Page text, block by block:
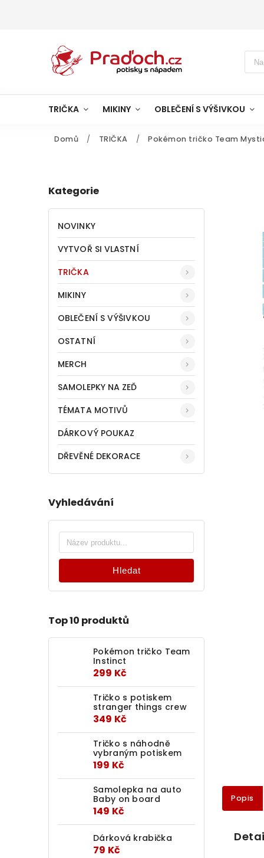
TRIČKA MIKINY OBLEČENÍ S VÝŠIVKOU
Domů / TRIČKA / Pokémon tričko Team
Kategorie
NOVINKY
VYTVOŘ SI VLASTNÍ
TRIČKA
MIKINY
OBLEČENÍ S VÝŠIVKOU
OSTATNÍ
MERCH
SAMOLEPKY NA ZEĎ
TÉMATA MOTIVŮ
DÁRKOVÝ POUKAZ
DŘEVĚNÉ DEKORACE
Vyhledávání
Hledat
Top 10 produktů
Pokémon tričko Team
Instinct
299 Kč
Tričko s potiskem
stranger things crew
349 Kč
Tričko s náhodně
vybraným potiskem
199 Kč
Samolepka na auto
Baby on board
149 Kč
Dárková krabička
79 Kč
Popis